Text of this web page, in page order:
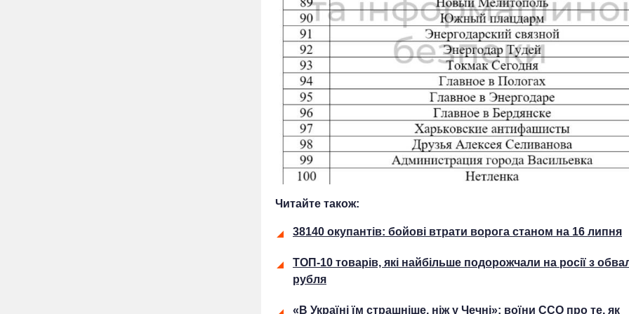
Читайте також:
38140 окупантів: бойові втрати ворога станом на 16 липня
ТОП-10 товарів, які найбільше подорожчали на росії з
рубля
«В Україні їм страшніше, ніж у Чечні»: воїни ССО про те, як